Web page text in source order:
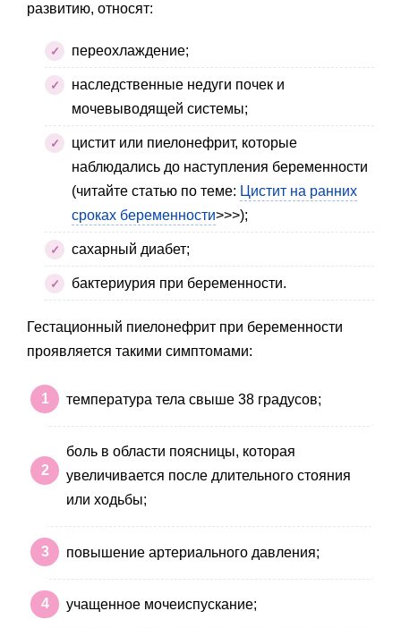
развитию, относят:
переохлаждение;
наследственные недуги почек и
мочевыводящей системы;
цистит или пиелонефрит, которые
наблюдались до наступления беременности
(читайте статью по теме: Цистит на ранних
сроках беременности>>>);
сахарный диабет;
бактериурия при беременности.
Гестационный пиелонефрит при беременности
проявляется такими симптомами:
температура тела свыше 38 градусов;
боль в области поясницы, которая
увеличивается после длительного стояния
или ходьбы;
повышение артериального давления;
учащенное мочеиспускание;